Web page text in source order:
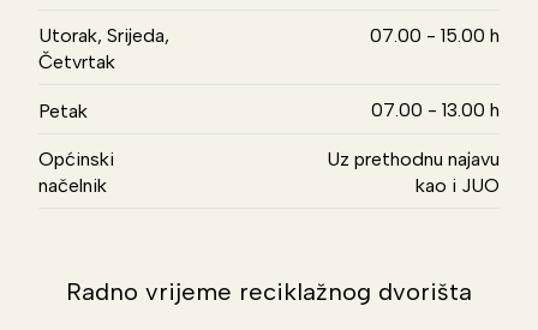
Utorak, Srijeda,
Četvrtak
07.00 - 15.00 h
Petak 07.00 - 13.00 h
Općinski
načelnik
Uz prethodnu najavu
kao i JUO
Radno vrijeme reciklažnog dvorišta